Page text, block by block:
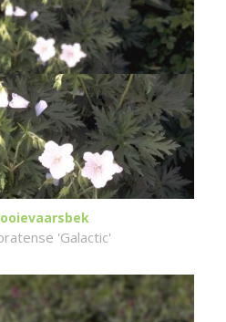
'Galactic'